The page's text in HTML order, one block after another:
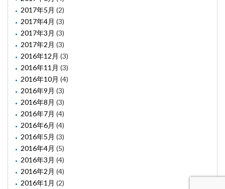
2017年5月 (2)
2017年4月 (3)
2017年3月 (3)
2017年2月 (3)
2016年12月 (3)
2016年11月 (3)
2016年10月 (4)
2016年9月 (3)
2016年8月 (3)
2016年7月 (4)
2016年6月 (4)
2016年5月 (3)
2016年4月 (5)
2016年3月 (4)
2016年2月 (4)
2016年1月 (2)